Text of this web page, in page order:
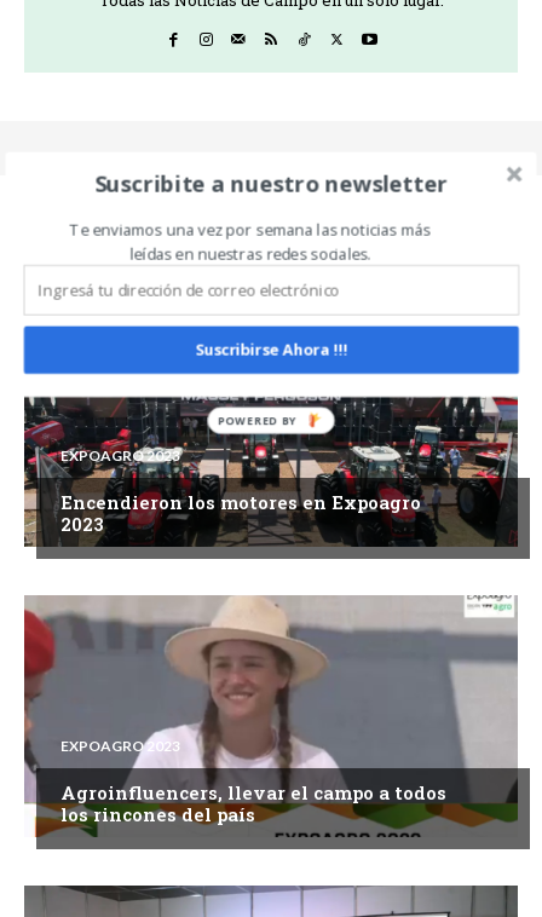
Related Articles ALL MÁS
EXPOAGRO 2023
Encendieron los motores en Expoagro
2023
EXPOAGRO 2023
Agroinfluencers, llevar el campo a todos
los rincones del país
Suscribite a nuestro newsletter
Te enviamos una vez por semana las noticias más
leídas en nuestras redes sociales.
Suscribirse Ahora !!!